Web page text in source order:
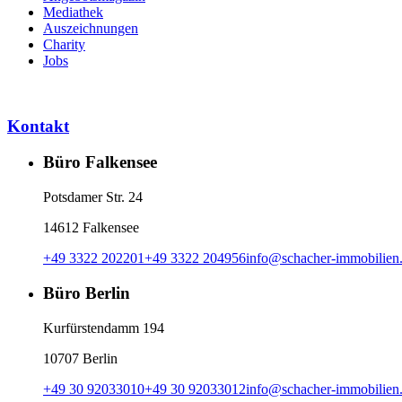
Mediathek
Auszeichnungen
Charity
Jobs
Kontakt
Büro Falkensee
Potsdamer Str. 24
14612 Falkensee
+49 3322 202201+49 3322 204956info@schacher-
Büro Berlin
Kurfürstendamm 194
10707 Berlin
+49 30 92033010+49 30 92033012info@schacher-